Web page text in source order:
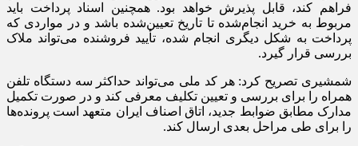
فراهم کند، قابل پذیرش خواهد بود. همچنین اسناد پرداخت باید
مربوط به خرید انجام‌شده تا تاریخ تعیین‌شده باشد و در مواردی که
پرداخت به شکل دیگری انجام شده، تأیید فروشنده می‌تواند ملاک
بررسی قرار گیرد.
شمشیری تصریح کرد: هر کد ملی می‌تواند حداکثر سه دستگاه تلفن
همراه را برای بررسی و تعیین تکلیف معرفی کند و در صورت تکمیل
مدارک مطابق ضوابط جدید، اتاق اصناف ایران متعهد است پرونده‌ها
را برای طی مراحل بعدی ارسال کند.